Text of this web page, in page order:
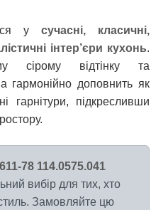
у сучасні, класичні,
інтер’єри кухонь.
сірому відтінку та
гармонійно доповнить як
гарнітури, підкресливши
78 114.0575.041
вибір для тих, хто
стиль. Замовляйте цю